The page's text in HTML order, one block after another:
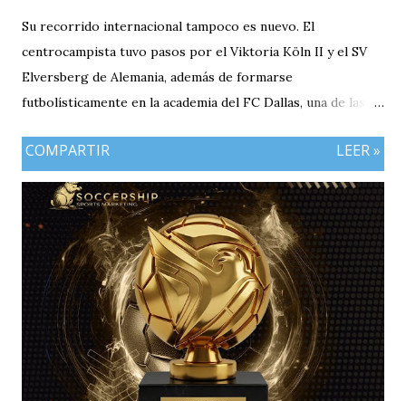
Su recorrido internacional tampoco es nuevo. El
centrocampista tuvo pasos por el Viktoria Köln II y el SV
Elversberg de Alemania, además de formarse
futbolísticamente en la academia del FC Dallas, una de las
experiencia que marcó el inicio de su desarrollo como
profesional. Ahora, el guatemalteco se incorpora al
Kaohsiung Attackers FC, una institución de crecimiento
reciente dentro del fútbol taiwanés. El club nació en 2016
con su equipo femenino y fue hasta 2025 cuando creó su
rama masculina, la cual comenzó su recorrido en la Segunda
División antes de conseguir el ascenso a la máxima
categoría.
COMPARTIR LEER »